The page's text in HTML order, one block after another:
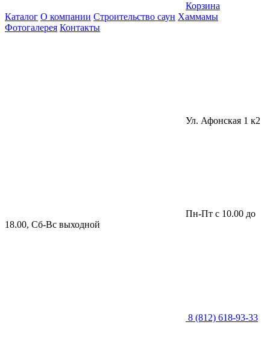
Корзина
Каталог О компании Строительство саун Хаммамы
Фотогалерея Контакты
Ул. Афонская 1 к2
Пн-Пт с 10.00 до
18.00, Сб-Вс выходной
8 (812) 618-93-33